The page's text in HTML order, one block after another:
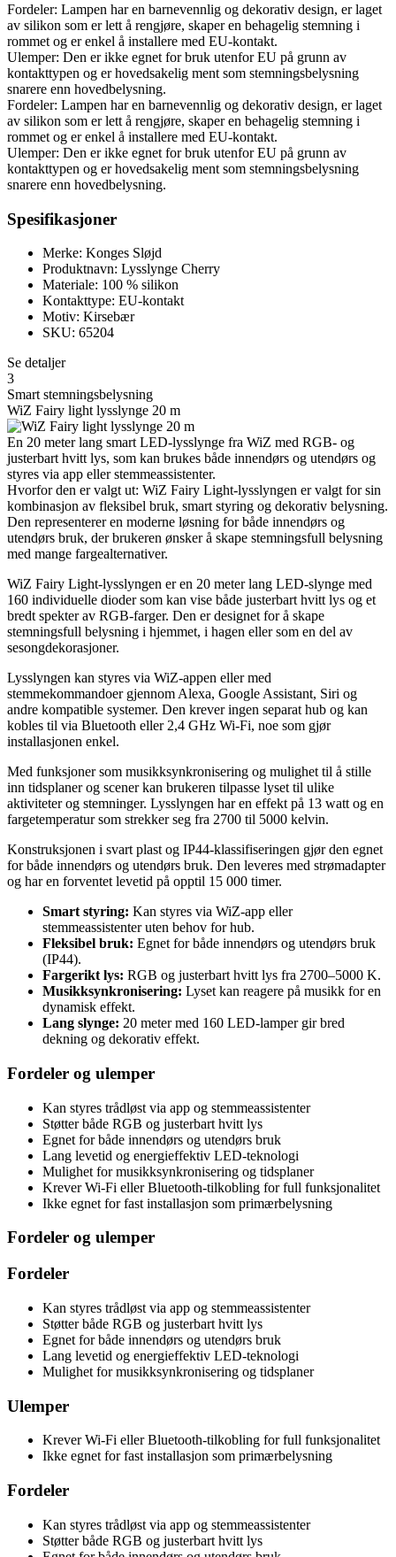
Fordeler: Lampen har en barnevennlig og dekorativ design, er laget
av silikon som er lett å rengjøre, skaper en behagelig stemning i
rommet og er enkel å installere med EU-kontakt.
Ulemper: Den er ikke egnet for bruk utenfor EU på grunn av
kontakttypen og er hovedsakelig ment som stemningsbelysning
snarere enn hovedbelysning.
Fordeler: Lampen har en barnevennlig og dekorativ design, er laget
av silikon som er lett å rengjøre, skaper en behagelig stemning i
rommet og er enkel å installere med EU-kontakt.
Ulemper: Den er ikke egnet for bruk utenfor EU på grunn av
kontakttypen og er hovedsakelig ment som stemningsbelysning
snarere enn hovedbelysning.
Spesifikasjoner
Merke: Konges Sløjd
Produktnavn: Lysslynge Cherry
Materiale: 100 % silikon
Kontakttype: EU-kontakt
Motiv: Kirsebær
SKU: 65204
Se detaljer
3
Smart stemningsbelysning
WiZ Fairy light lysslynge 20 m
En 20 meter lang smart LED-lysslynge fra WiZ med RGB- og
justerbart hvitt lys, som kan brukes både innendørs og utendørs og
styres via app eller stemmeassistenter.
Hvorfor den er valgt ut: WiZ Fairy Light-lysslyngen er valgt for sin
kombinasjon av fleksibel bruk, smart styring og dekorativ belysning.
Den representerer en moderne løsning for både innendørs og
utendørs bruk, der brukeren ønsker å skape stemningsfull belysning
med mange fargealternativer.
WiZ Fairy Light-lysslyngen er en 20 meter lang LED-slynge med
160 individuelle dioder som kan vise både justerbart hvitt lys og et
bredt spekter av RGB-farger. Den er designet for å skape
stemningsfull belysning i hjemmet, i hagen eller som en del av
sesongdekorasjoner.
Lysslyngen kan styres via WiZ-appen eller med
stemmekommandoer gjennom Alexa, Google Assistant, Siri og
andre kompatible systemer. Den krever ingen separat hub og kan
kobles til via Bluetooth eller 2,4 GHz Wi-Fi, noe som gjør
installasjonen enkel.
Med funksjoner som musikksynkronisering og mulighet til å stille
inn tidsplaner og scener kan brukeren tilpasse lyset til ulike
aktiviteter og stemninger. Lysslyngen har en effekt på 13 watt og en
fargetemperatur som strekker seg fra 2700 til 5000 kelvin.
Konstruksjonen i svart plast og IP44-klassifiseringen gjør den egnet
for både innendørs og utendørs bruk. Den leveres med strømadapter
og har en forventet levetid på opptil 15 000 timer.
Smart styring: Kan styres via WiZ-app eller
stemmeassistenter uten behov for hub.
Fleksibel bruk: Egnet for både innendørs og utendørs bruk
(IP44).
Fargerikt lys: RGB og justerbart hvitt lys fra 2700–5000 K.
Musikksynkronisering: Lyset kan reagere på musikk for en
dynamisk effekt.
Lang slynge: 20 meter med 160 LED-lamper gir bred
dekning og dekorativ effekt.
Fordeler og ulemper
Kan styres trådløst via app og stemmeassistenter
Støtter både RGB og justerbart hvitt lys
Egnet for både innendørs og utendørs bruk
Lang levetid og energieffektiv LED-teknologi
Mulighet for musikksynkronisering og tidsplaner
Krever Wi-Fi eller Bluetooth-tilkobling for full funksjonalitet
Ikke egnet for fast installasjon som primærbelysning
Fordeler og ulemper
Fordeler
Kan styres trådløst via app og stemmeassistenter
Støtter både RGB og justerbart hvitt lys
Egnet for både innendørs og utendørs bruk
Lang levetid og energieffektiv LED-teknologi
Mulighet for musikksynkronisering og tidsplaner
Ulemper
Krever Wi-Fi eller Bluetooth-tilkobling for full funksjonalitet
Ikke egnet for fast installasjon som primærbelysning
Fordeler
Kan styres trådløst via app og stemmeassistenter
Støtter både RGB og justerbart hvitt lys